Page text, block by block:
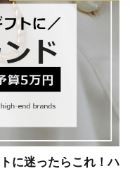
に迷ったらこれ！ハ